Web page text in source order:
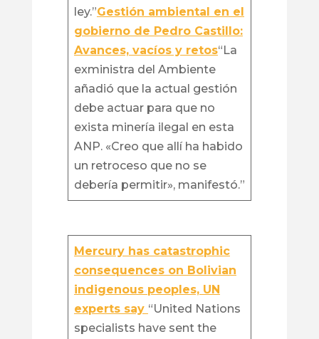
ley.”Gestión ambiental en el
gobierno de Pedro Castillo:
Avances, vacíos y retos“La
exministra del Ambiente
añadió que la actual gestión
debe actuar para que no
exista minería ilegal en esta
ANP. «Creo que allí ha habido
un retroceso que no se
debería permitir», manifestó.”
Mercury has catastrophic
consequences on Bolivian
indigenous peoples, UN
experts say “United Nations
specialists have sent the